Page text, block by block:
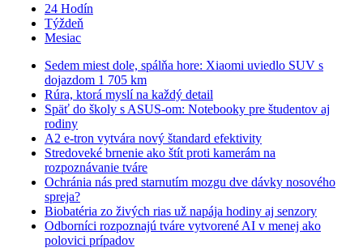
24 Hodín
Týždeň
Mesiac
Sedem miest dole, spálňa hore: Xiaomi uviedlo SUV s
dojazdom 1 705 km
Rúra, ktorá myslí na každý detail
Späť do školy s ASUS-om: Notebooky pre študentov aj
rodiny
A2 e-tron vytvára nový štandard efektivity
Stredoveké brnenie ako štít proti kamerám na
rozpoznávanie tváre
Ochránia nás pred starnutím mozgu dve dávky nosového
spreja?
Biobatéria zo živých rias už napája hodiny aj senzory
Odborníci rozpoznajú tváre vytvorené AI v menej ako
polovici prípadov